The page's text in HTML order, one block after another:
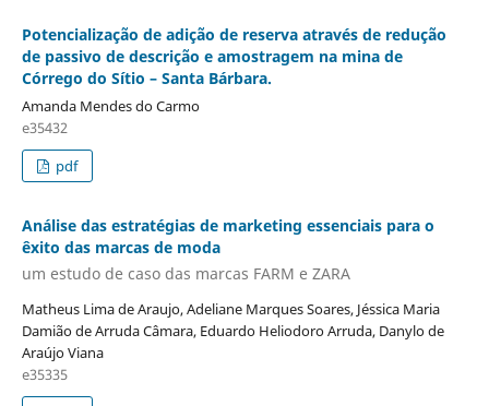
Potencialização de adição de reserva através de redução
de passivo de descrição e amostragem na mina de
Córrego do Sítio – Santa Bárbara.
Amanda Mendes do Carmo
e35432
pdf
Análise das estratégias de marketing essenciais para o
êxito das marcas de moda
um estudo de caso das marcas FARM e ZARA
Matheus Lima de Araujo, Adeliane Marques Soares, Jéssica Maria
Damião de Arruda Câmara, Eduardo Heliodoro Arruda, Danylo de
Araújo Viana
e35335